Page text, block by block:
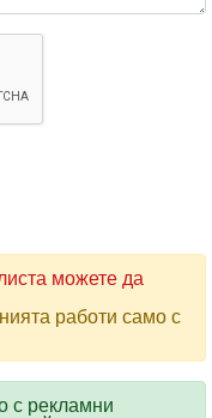
можете да
работи само с
с рекламни